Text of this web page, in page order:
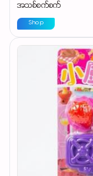
အသစ်စက်စက်
Shop